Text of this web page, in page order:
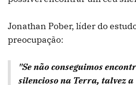
Jonathan Pober, líder do
preocupação:
"Se não conseguimos
silencioso na Terra, talvez